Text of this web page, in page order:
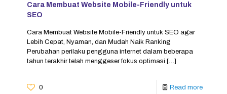
Cara Membuat Website Mobile-Friendly untuk
SEO
Cara Membuat Website Mobile-Friendly untuk SEO agar
Lebih Cepat, Nyaman, dan Mudah Naik Ranking
Perubahan perilaku pengguna internet dalam beberapa
tahun terakhir telah menggeser fokus optimasi […]
0 Read more